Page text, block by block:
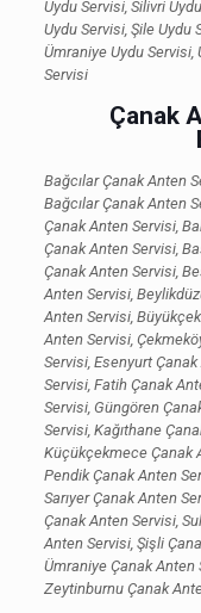
Uydu Servisi, Silivri
Uydu Servisi, Şile Uydu
Ümraniye Uydu Servisi,
Servisi
Çanak
Bağcılar Çanak Anten
Bağcılar Çanak Anten
Çanak Anten Servisi,
Çanak Anten Servisi,
Çanak Anten Servisi,
Anten Servisi,
Anten Servisi,
Anten Servisi,
Servisi, Esenyurt
Servisi, Fatih Çanak
Servisi, Güngören
Servisi, Kağıthane
Küçükçekmece Çanak
Pendik Çanak Anten
Sarıyer Çanak Anten
Çanak Anten Servisi,
Anten Servisi, Şişli
Ümraniye Çanak Anten
Zeytinburnu Çanak